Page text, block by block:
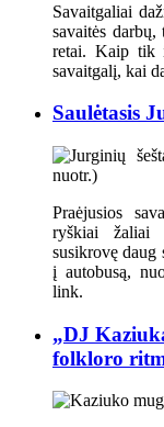
Savaitgaliai
savaitės
retai. Kaip tik
savaitgalį, kai
Saulėtasis
Praėjusios
ryškiai žaliai
susikrovę daug
į autobusą,
link.
„DJ
folkloro